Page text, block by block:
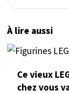
À lire aussi
Ce vieux
chez vous